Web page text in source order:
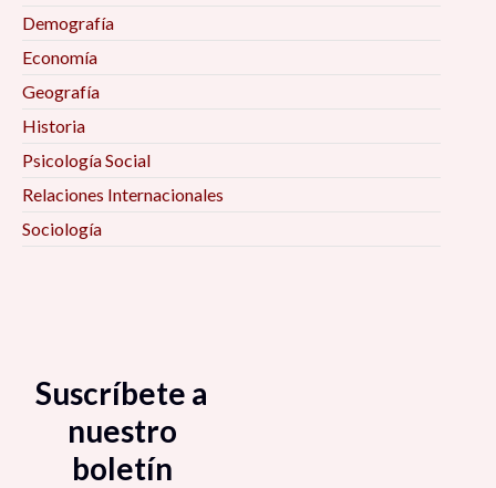
Demografía
Economía
Geografía
Historia
Psicología Social
Relaciones Internacionales
Sociología
Suscríbete a
nuestro
boletín